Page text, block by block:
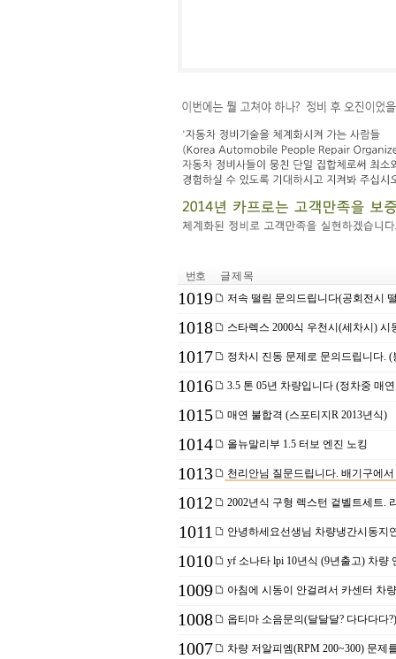
번호 글 제 목
1019 저속 떨림 문의드립니다(공회전시
1018 스타렉스 2000식 우천시(세차시) 시
1017 정차시 진동 문제로 문의드립니다.
1016 3.5 톤 05년 차량입니다 (정차중 매
1015 매연 불합격 (스포티지R 2013년식)
1014 올뉴말리부 1.5 터보 엔진 노킹
1013 천리안님 질문드립니다. 배기구에
1012 2002년식 구형 렉스턴 겉벨트세트.
1011 안녕하세요선생님 차량냉간시동지
1010 yf 소나타 lpi 10년식 (9년출고) 차량
1009 아침에 시동이 안걸려서 카센터 차
1008 옵티마 소음문의(달달달? 다다다다?)
1007 차량 저알피엠(RPM 200~300) 문제